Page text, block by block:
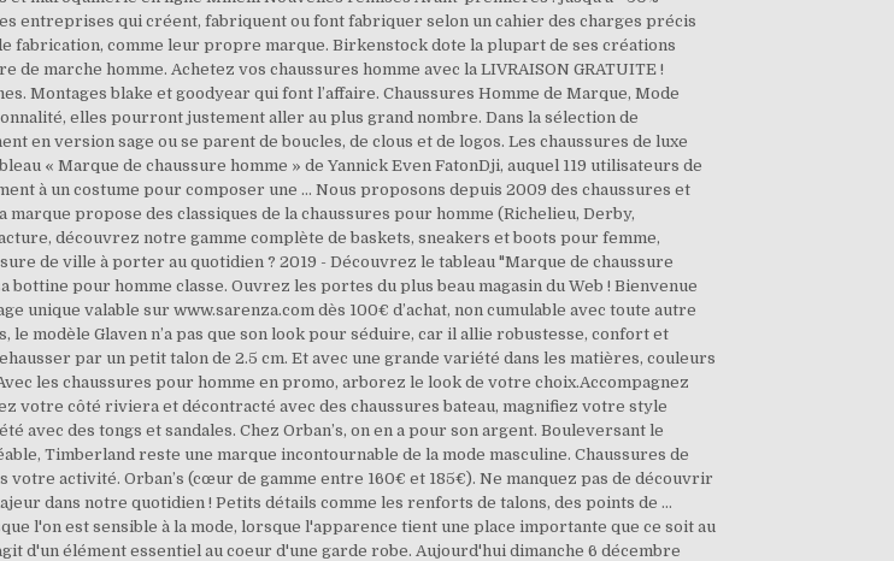
entreprises qui créent, fabriquent ou font fabriquer selon un cahier des charges précis
fabrication, comme leur propre marque. Birkenstock dote la plupart de ses créations
marche homme. Achetez vos chaussures homme avec la LIVRAISON GRATUITE !
Montages blake et goodyear qui font l’affaire. Chaussures Homme de Marque, Mode
elles pourront justement aller au plus grand nombre. Dans la sélection de
en version sage ou se parent de boucles, de clous et de logos. Les chaussures de luxe
« Marque de chaussure homme » de Yannick Even FatonDji, auquel 119 utilisateurs de
à un costume pour composer une … Nous proposons depuis 2009 des chaussures et
propose des classiques de la chaussures pour homme (Richelieu, Derby,
découvrez notre gamme complète de baskets, sneakers et boots pour femme,
de ville à porter au quotidien ? 2019 - Découvrez le tableau "Marque de chaussure
pour homme classe. Ouvrez les portes du plus beau magasin du Web ! Bienvenue
unique valable sur www.sarenza.com dès 100€ d’achat, non cumulable avec toute autre
modèle Glaven n’a pas que son look pour séduire, car il allie robustesse, confort et
par un petit talon de 2.5 cm. Et avec une grande variété dans les matières, couleurs
les chaussures pour homme en promo, arborez le look de votre choix.Accompagnez
votre côté riviera et décontracté avec des chaussures bateau, magnifiez votre style
des tongs et sandales. Chez Orban’s, on en a pour son argent. Bouleversant le
Timberland reste une marque incontournable de la mode masculine. Chaussures de
activité. Orban’s (cœur de gamme entre 160€ et 185€). Ne manquez pas de découvrir
dans notre quotidien ! Petits détails comme les renforts de talons, des points de …
l'on est sensible à la mode, lorsque l'apparence tient une place importante que ce soit au
d'un élément essentiel au coeur d'une garde robe. Aujourd'hui dimanche 6 décembre